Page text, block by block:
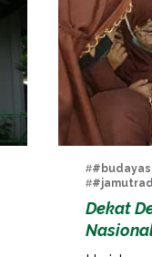
#
#
Dekat